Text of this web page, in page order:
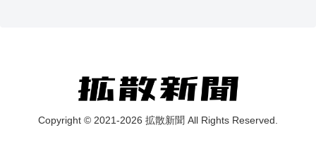
Copyright © 2021-2026 拡散新聞 All Rights Reserved.